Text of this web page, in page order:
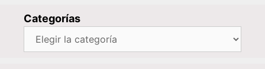
Categorías